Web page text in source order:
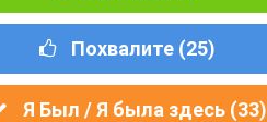
Похвалите (25)
Я Был / Я была здесь (33)